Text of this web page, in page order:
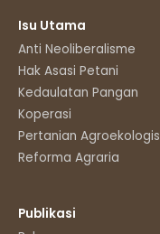
Isu Utama
Anti Neoliberalisme
Hak Asasi Petani
Kedaulatan Pangan
Koperasi
Pertanian Agroekologis
Reforma Agraria
Publikasi